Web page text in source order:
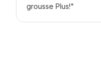
grousse Plus!"